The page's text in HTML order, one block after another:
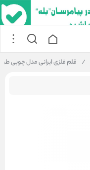
/ قلم فلزی ایرانی مدل چوبی